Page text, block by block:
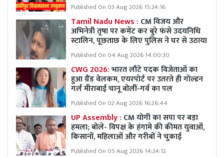
Published On 03 Aug 2026 15:24:16
Tamil Nadu News : CM विजय और
अभिनेत्री तृषा पर कमेंट कर बुरे फंसे उदयनिधि
स्टालिन, पूछताछ के लिए पुलिस ने घर से उठाया
Published On 04 Aug 2026 14:00:30
CWG 2026:भारत लौटे पदक विजेताओं का
हुआ ग्रैंड वेलकम, एयरपोर्ट पर उतरते ही गोल्डन
गर्ल मीराबाई चानू बोलीं-गर्व का पल
Published On 02 Aug 2026 16:26:44
UP Assembly : CM योगी का सपा पर बड़ा
हमला; बोले- विपक्ष के हंगामे की कीमत युवाओं,
किसानों, महिलाओं और गरीबों ने चुकाई
Published On 05 Aug 2026 14:24:12